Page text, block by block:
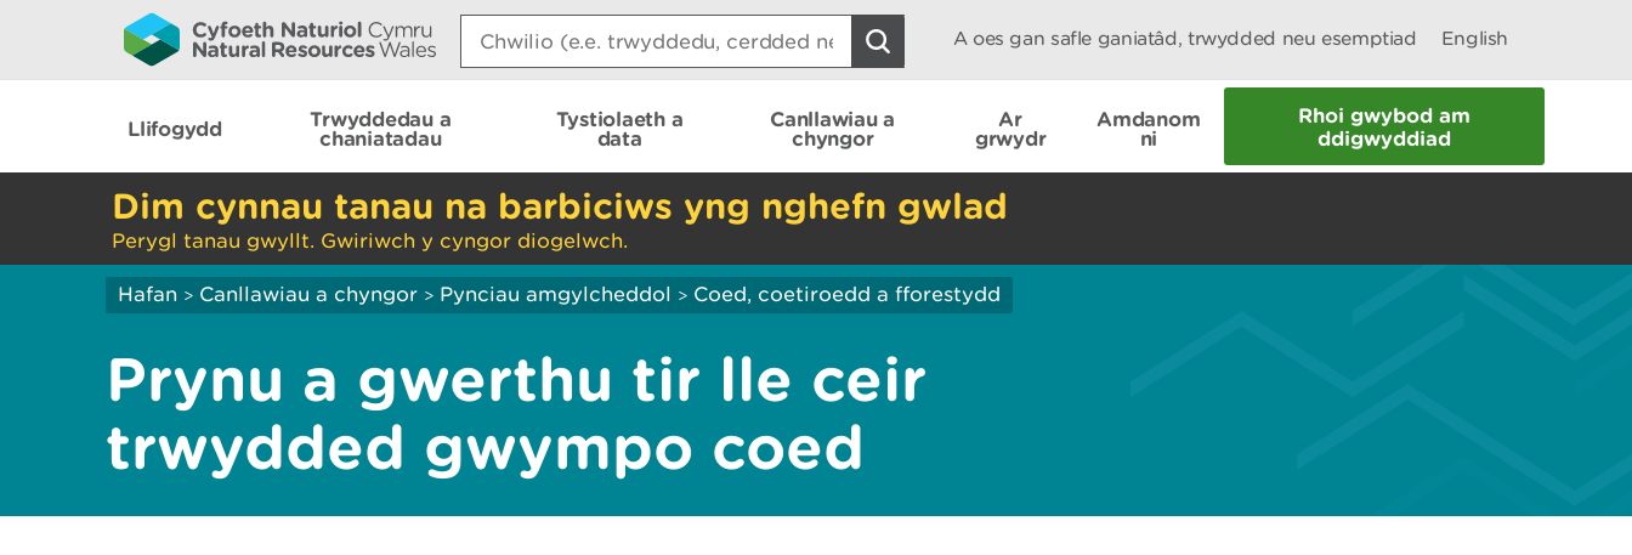
Search:
A oes gan safle ganiatâd, trwydded neu esemptiad English
Llifogydd
Trwyddedau a
chaniatadau
Tystiolaeth a
data
Canllawiau a
chyngor
Ar
grwydr
Amdanom
ni
Rhoi gwybod am
ddigwyddiad
Dim cynnau tanau na barbiciws yng nghefn gwlad
Perygl tanau gwyllt. Gwiriwch y cyngor diogelwch.
Hafan > Canllawiau a chyngor > Pynciau amgylcheddol > Coed, coetiroedd a fforestydd
Prynu a gwerthu tir lle ceir
trwydded gwympo coed